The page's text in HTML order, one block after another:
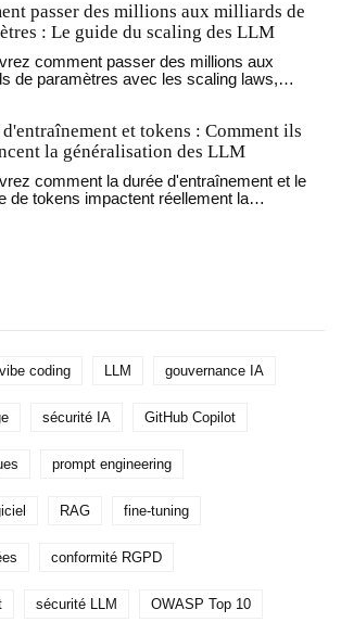
passer des millions aux milliards de
: Le guide du scaling des LLM
comment passer des millions aux
de paramètres avec les scaling laws,
et tokens : Comment ils
la généralisation des LLM
comment la durée d'entraînement et le
de tokens impactent réellement la
vibe coding LLM gouvernance IA
sécurité IA GitHub Copilot
prompt engineering
RAG fine-tuning
conformité RGPD
sécurité LLM OWASP Top 10